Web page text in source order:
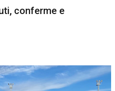
conferme e